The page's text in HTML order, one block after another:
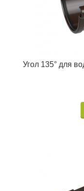
Угол 135° для